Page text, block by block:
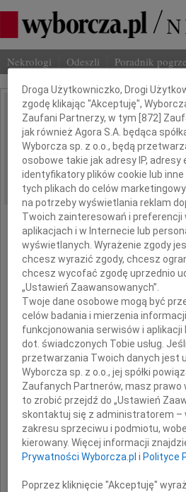
Nekrologi Odeszli Poradnik
IMIĘ I NAZWISKO:
REGION: Poznań
DATA EMISJI: 11.04.2023
Z głębokim
że dnia
Profesor
Uniwersytetu
Ceniony naukowiec,
badacz pedagogiki młodzieży,
Prodziekan na
Dbamy o Twoją prywatność
Droga Użytkowniczko, Drogi
zgodę klikając "Akceptuję",
Zaufani Partnerzy, w tym [872]
jak również Agora S.A. będąca
Wyborcza sp. z o.o., będą
osobowe takie jak adresy IP, adresy
identyfikatory plików cookie lub
tych plikach do celów
na potrzeby wyświetlania reklam
Twoich zainteresowań i preferencji
aplikacjach i w Internecie lub
wyświetlanych. Wyrażenie zgody
chcesz wyrazić zgody, chcesz
chcesz wycofać zgodę uprzednio
„Ustawień Zaawansowanych”.
Twoje dane osobowe mogą być
celów badania i mierzenia
funkcjonowania serwisów i aplikacji
dot. świadczonych Tobie usług.
przetwarzania Twoich danych jest
Wyborcza sp. z o.o., jej spółki
Zaufanych Partnerów, masz prawo
to zrobić przejdź do „Ustawień
skontaktuj się z administratorem –
zakresu sprzeciwu i podmiotu,
kierowany. Więcej informacji
Prywatności Wyborcza.pl iPolityce
Poprzez kliknięcie "Akceptuję"